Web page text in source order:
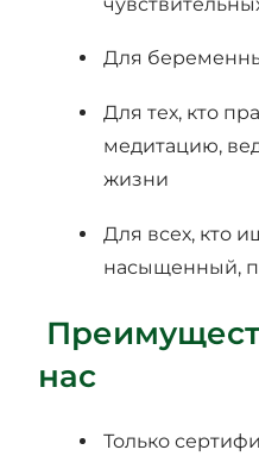
Для
Для тех, кто
медитацию,
жизни
Для всех, кто
насыщенный,
нас
Только